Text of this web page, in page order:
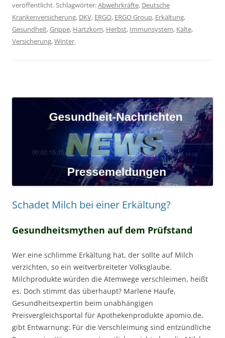
veröffentlicht. Schlagwörter:Abwehrkräfte, Deutsche
Krankenversicherung, DKV, ERGO, ERGO Group, Erkältung,
Gesundheit,Grippe, Hartzkom, Herbst, Immunsystem, Kälte,
Versicherung,Winter.
Schadet Milch bei einer Erkältung?
Gesundheitsmythen auf dem Prüfstand
Wer eine schlimme Erkältung hat, der sollte auf Milch
verzichten, so ein weitverbreiteter Volksglaube.
Milchprodukte würden die Atemwege verschleimen, heißt
es. Doch stimmt das überhaupt? Marlene Haufe,
Gesundheitsexpertin beim unabhängigen
Preisvergleichsportal für Apothekenprodukte apomio.de,
gibt Entwarnung: Für die Verschleimung sind entzündliche